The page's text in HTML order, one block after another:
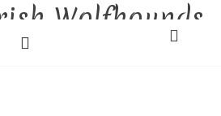
Wolfhounds
Liebhaberzucht